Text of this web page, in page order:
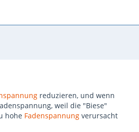
reduzieren, und wenn
weil die "Biese"
hohe Fadenspannung verursacht